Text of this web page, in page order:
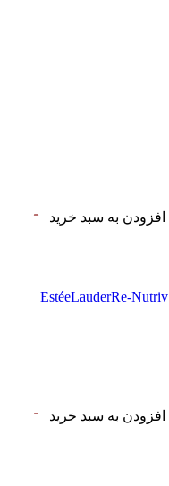
افزودن به سبد خرید
فوم شوینده آبرسان ری‌نوتریواستیلادر | EstéeLauderRe-Nutriv
افزودن به سبد خرید